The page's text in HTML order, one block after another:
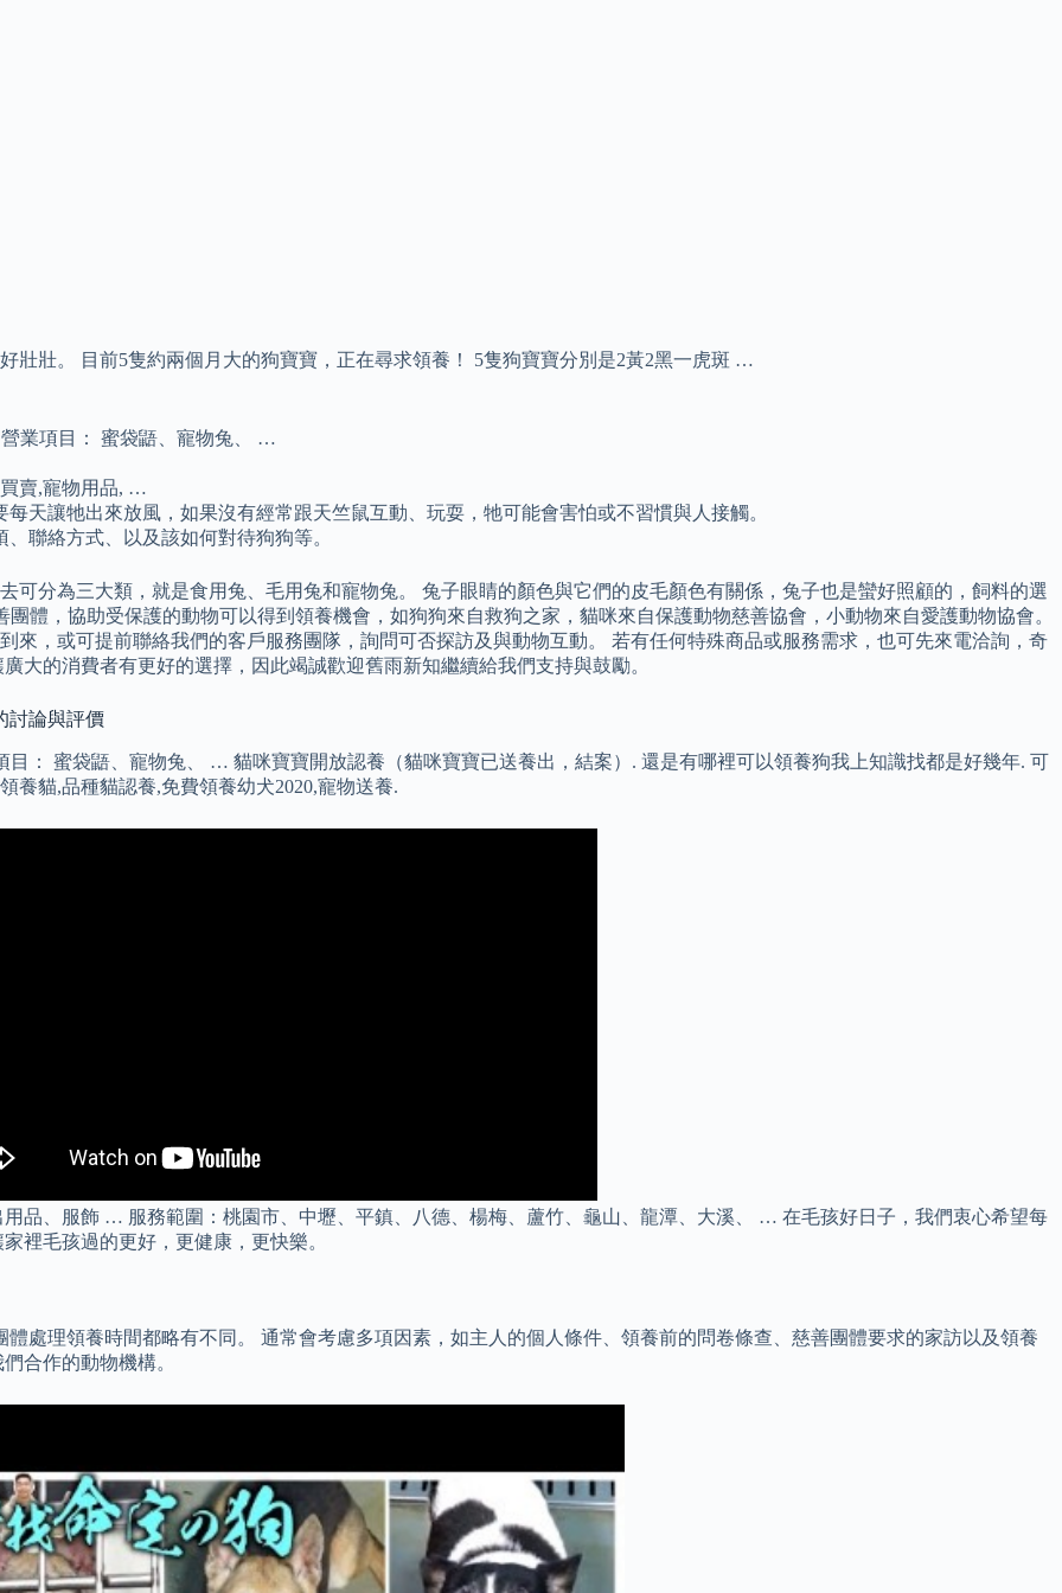
壯壯。 目前5隻約兩個月大的狗寶寶，正在尋求領養！ 5隻狗寶寶分別是2黃2黑一虎斑 …
業項目： 蜜袋鼯、寵物兔、 …
賣,寵物用品, …
天讓牠出來放風，如果沒有經常跟天竺鼠互動、玩耍，牠可能會害怕或不習慣與人接觸。
聯絡方式、以及該如何對待狗狗等。
可分為三大類，就是食用兔、毛用兔和寵物兔。 兔子眼睛的顏色與它們的皮毛顏色有關係，兔子也是蠻好照顧的，飼料的選
團體，協助受保護的動物可以得到領養機會，如狗狗來自救狗之家，貓咪來自保護動物慈善協會，小動物來自愛護動物協會。
來，或可提前聯絡我們的客戶服務團隊，詢問可否探訪及與動物互動。 若有任何特殊商品或服務需求，也可先來電洽詢，奇
大的消費者有更好的選擇，因此竭誠歡迎舊雨新知繼續給我們支持與鼓勵。
討論與評價
目： 蜜袋鼯、寵物兔、 … 貓咪寶寶開放認養（貓咪寶寶已送養出，結案）. 還是有哪裡可以領養狗我上知識找都是好幾年. 可
養貓,品種貓認養,免費領養幼犬2020,寵物送養.
品、服飾 … 服務範圍：桃園市、中壢、平鎮、八德、楊梅、蘆竹、龜山、龍潭、大溪、 … 在毛孩好日子，我們衷心希望每
裡毛孩過的更好，更健康，更快樂。
處理領養時間都略有不同。 通常會考慮多項因素，如主人的個人條件、領養前的問卷條查、慈善團體要求的家訪以及領養
合作的動物機構。